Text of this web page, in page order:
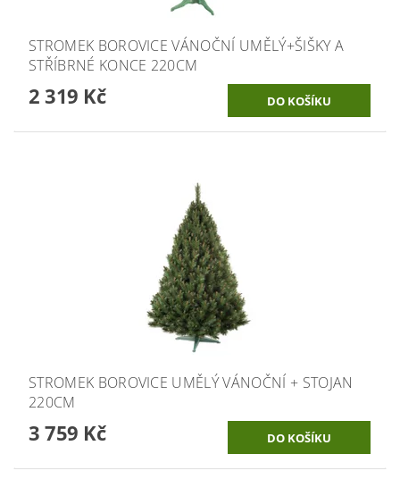
STROMEK BOROVICE VÁNOČNÍ UMĚLÝ+ŠIŠKY A
STŘÍBRNÉ KONCE 220CM
2 319 Kč
STROMEK BOROVICE UMĚLÝ VÁNOČNÍ + STOJAN
220CM
3 759 Kč